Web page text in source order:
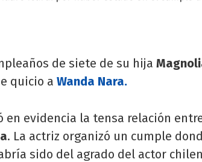
de siete de su hija
quicio a Wanda Nara.
en evidencia la tensa relación
. La actriz organizó un cumple
sido del agrado del actor